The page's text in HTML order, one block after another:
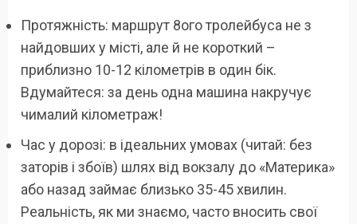
Протяжність: маршрут 8ого тролейбуса не з
найдовших у місті, але й не короткий –
приблизно 10-12 кілометрів в один бік.
Вдумайтеся: за день одна машина накручує
чималий кілометраж!
Час у дорозі: в ідеальних умовах (читай: без
заторів і збоїв) шлях від вокзалу до «Материка»
або назад займає близько 35-45 хвилин.
Реальність, як ми знаємо, часто вносить свої